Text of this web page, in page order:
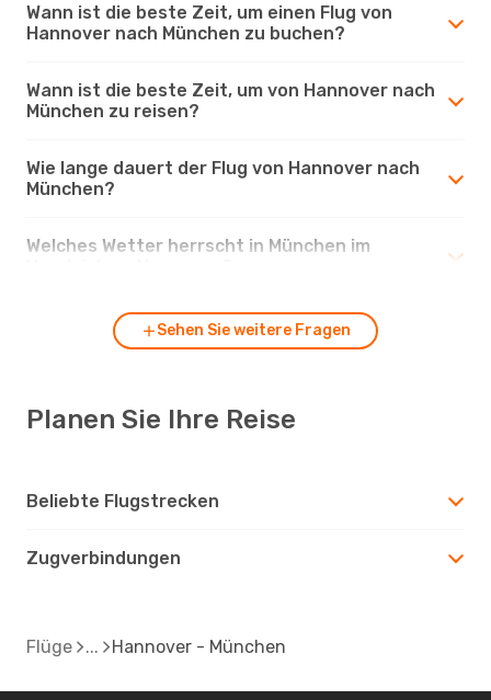
Wann ist die beste Zeit, um einen Flug von
Hannover nach München zu buchen?
Wann ist die beste Zeit, um von Hannover nach
München zu reisen?
Wie lange dauert der Flug von Hannover nach
München?
Welches Wetter herrscht in München im
Sehen Sie weitere Fragen
Planen Sie Ihre Reise
Beliebte Flugstrecken
Zugverbindungen
Flüge Hannover - München